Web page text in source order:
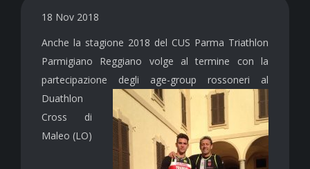
18 Nov 2018
Anche la stagione 2018 del CUS Parma Triathlon
Parmigiano Reggiano volge al termine con la
partecipazione degli age-group rossoneri al
Duathlon
Cross di
Maleo (LO)